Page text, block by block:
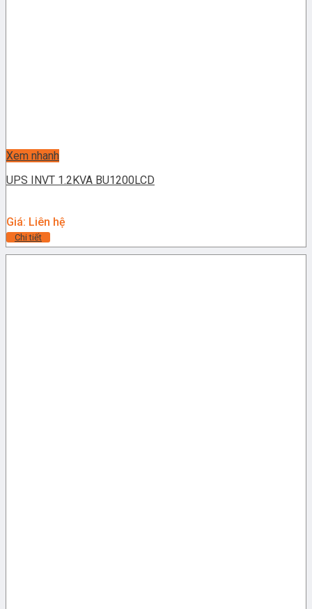
Xem nhanh
UPS INVT 1.2KVA BU1200LCD
Giá: Liên hệ
Chi tiết